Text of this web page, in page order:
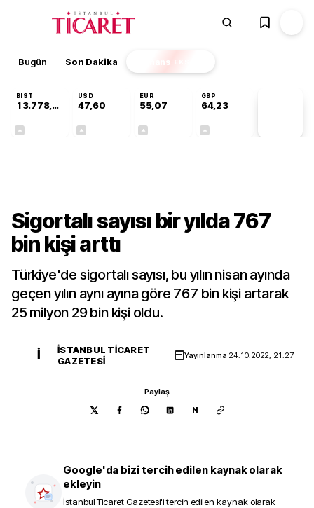
Bugün Son Dakika Finans EKSTRA
BIST
13.778,97
USD
47,60
EUR
55,07
GBP
64,23
Sigortalı sayısı bir yılda 767
bin kişi arttı
Türkiye'de sigortalı sayısı, bu yılın nisan ayında
geçen yılın aynı ayına göre 767 bin kişi artarak
25 milyon 29 bin kişi oldu.
İ
İSTANBUL TICARET
GAZETESI
Yayınlanma 24.10.2022, 21:27
Paylaş
N
Google'da bizi tercih edilen kaynak olarak
ekleyin
İstanbul Ticaret Gazetesi'i tercih edilen kaynak olarak